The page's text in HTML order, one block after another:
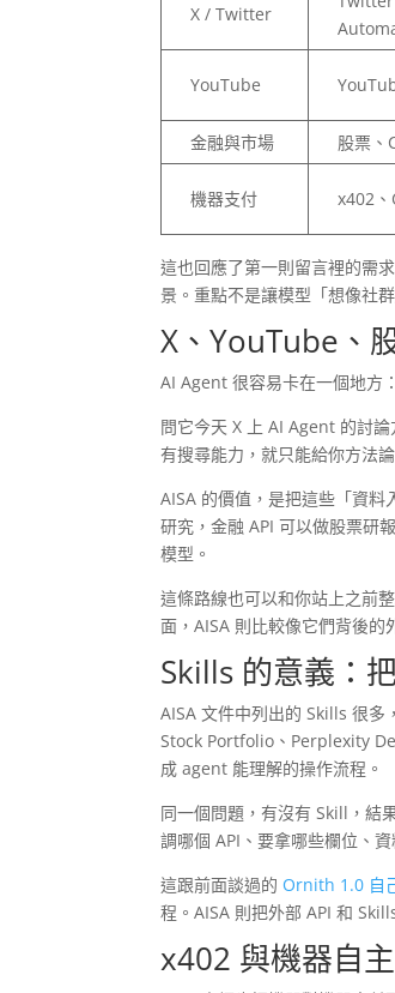
X / Twitter
YouTube
金融與市場
股票
機器支付 x402
這也回應了第一則留言裡的需
景。重點不是讓模型「想像社
X、YouTube、
AI Agent 很容易卡在一個地方
問它今天 X 上 AI Agent 的討
有搜尋能力，就只能給你方法
AISA 的價值，是把這些「資
研究，金融 API 可以做股票研
模型。
這條路線也可以和你站上之前
面，AISA 則比較像它們背後的
Skills 的意義：
AISA 文件中列出的 Skills 很
Stock Portfolio、Perplexity
成 agent 能理解的操作流程。
同一個問題，有沒有 Skill，結
調哪個 API、要拿哪些欄位、
這跟前面談過的 Ornith 1.0 自
程。AISA 則把外部 API 和
x402 與機器自